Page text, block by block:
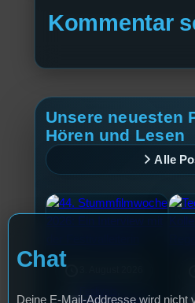
Kommentar
Unsere neuesten
Hören und Lesen
Alle
Chat
Deine E-Mail-Addresse wird nicht